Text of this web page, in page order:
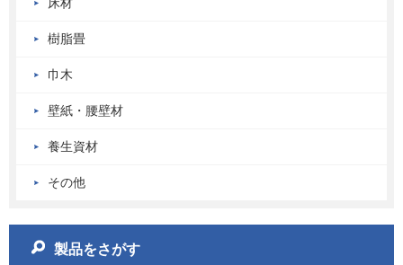
床材
樹脂畳
巾木
壁紙・腰壁材
養生資材
その他
製品をさがす